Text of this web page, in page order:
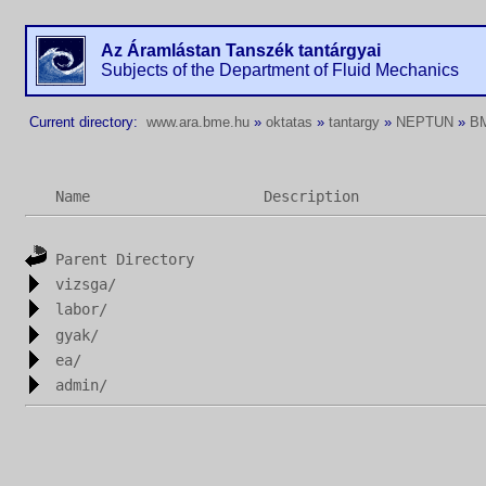
Az Áramlástan Tanszék tantárgyai
Subjects of the Department of Fluid Mechanics
Current directory: www.ara.bme.hu » oktatas » tantargy » NEPTUN »
Name Description
Parent Directory
vizsga/
labor/
gyak/
ea/
admin/